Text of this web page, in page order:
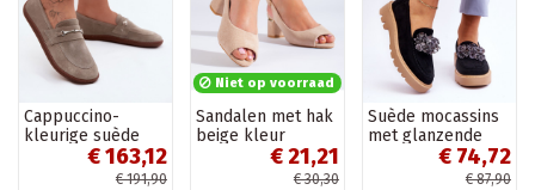
Cappuccino-
kleurige suède
mocassins
Barefoot Zazoo
€ 163,12
€ 191,90
Niet op voorraad
Sandalen met hak
beige kleur
€ 21,21
€ 30,30
Suède mocassins
met glanzende
oogjes in de kleur
zwart Demeris
€ 74,72
€ 87,90